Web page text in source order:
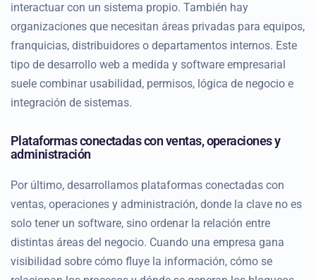
interactuar con un sistema propio. También hay
organizaciones que necesitan áreas privadas para equipos,
franquicias, distribuidores o departamentos internos. Este
tipo de desarrollo web a medida y software empresarial
suele combinar usabilidad, permisos, lógica de negocio e
integración de sistemas.
Plataformas conectadas con ventas, operaciones y
administración
Por último, desarrollamos plataformas conectadas con
ventas, operaciones y administración, donde la clave no es
solo tener un software, sino ordenar la relación entre
distintas áreas del negocio. Cuando una empresa gana
visibilidad sobre cómo fluye la información, cómo se